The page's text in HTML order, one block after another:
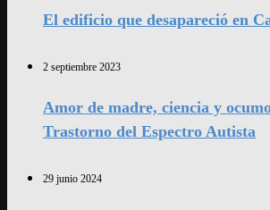
El edificio que desapareció en
2 septiembre 2023
Amor de madre, ciencia y
Trastorno del Espectro Autista
29 junio 2024